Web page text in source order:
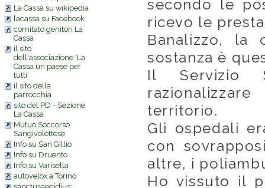
La Cassa su wikipedia
lacassa su Facebook
comitato genitori La
Cassa
il sito
dell'associazione 'La
Cassa un paese per
tutti'
il sito della
parrocchia
sito del PD - Sezione
La Cassa
Mutuo Soccorso
Sangivolettese
Info su San Gillio
Info su Druento
Info su Varisella
autovelox a Torino
secondo le
ricevo le
Banalizzo, la
sostanza è
Il Servizio
territorio.
Gli ospedali
con
altre, i
Ho vissuto il